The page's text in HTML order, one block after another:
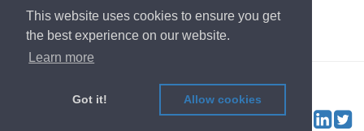
This website uses cookies to ensure you get
the best experience on our website.
Learn more
Got it! Allow cookies
voltar para Página Inicial
Contribuidor